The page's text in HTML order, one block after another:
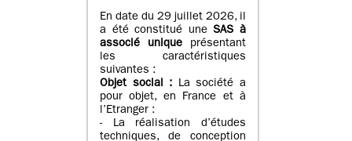
En date du 29 juillet 2026, il
a été constitué uneSAS à
associé unique présentant
les caractéristiques
suivantes :
Objet social : La société a
pour objet, en France et à
l’Etranger :
- La réalisation d’études
techniques, de conception